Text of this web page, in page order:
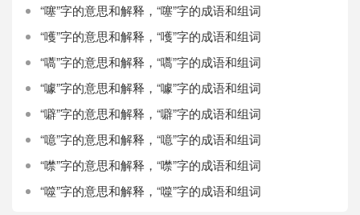
“噻”字的意思和解释，“噻”字的成语和组词
“嚄”字的意思和解释，“嚄”字的成语和组词
“嚆”字的意思和解释，“嚆”字的成语和组词
“噱”字的意思和解释，“噱”字的成语和组词
“噼”字的意思和解释，“噼”字的成语和组词
“噫”字的意思和解释，“噫”字的成语和组词
“噤”字的意思和解释，“噤”字的成语和组词
“噬”字的意思和解释，“噬”字的成语和组词